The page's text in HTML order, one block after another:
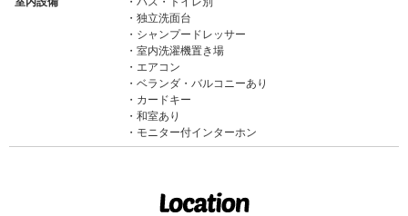
独立洗面台
シャンプードレッサー
室内洗濯機置き場
エアコン
ベランダ・バルコニーあり
カードキー
和室あり
モニター付インターホン